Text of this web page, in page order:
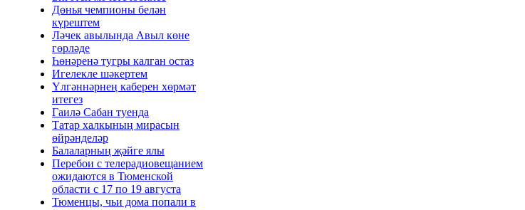
Дөнья чемпионы белән
күрештем
Ләчек авылында Авыл көне
гөрләде
Һөнәренә тугры калган остаз
Игелекле шәкертем
Үлгәннәрнең каберен хөрмәт
итегез
Гаилә Сабан туенда
Татар халкының мирасын
өйрәнделәр
Балаларның җәйге ялы
Перебои с телерадиовещанием
ожидаются в Тюменской
области с 17 по 19 августа
Тюменцы, чьи дома попали в